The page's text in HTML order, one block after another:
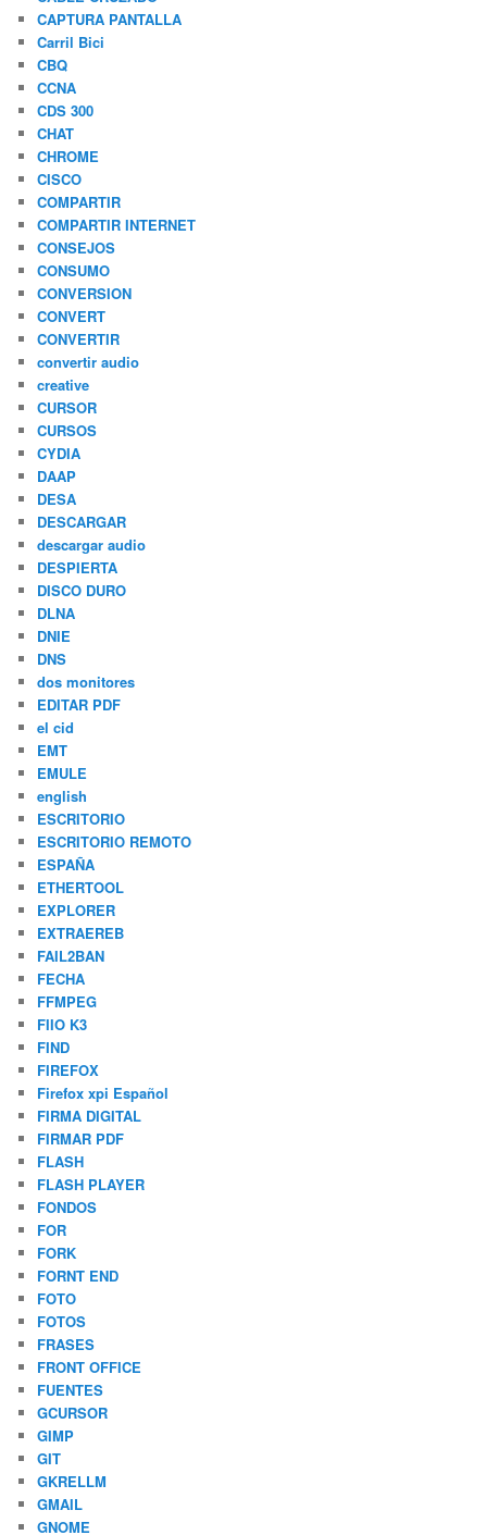
CAPTURA PANTALLA
Carril Bici
CBQ
CCNA
CDS 300
CHAT
CHROME
CISCO
COMPARTIR
COMPARTIR INTERNET
CONSEJOS
CONSUMO
CONVERSION
CONVERT
CONVERTIR
convertir audio
creative
CURSOR
CURSOS
CYDIA
DAAP
DESA
DESCARGAR
descargar audio
DESPIERTA
DISCO DURO
DLNA
DNIE
DNS
dos monitores
EDITAR PDF
el cid
EMT
EMULE
english
ESCRITORIO
ESCRITORIO REMOTO
ESPAÑA
ETHERTOOL
EXPLORER
EXTRAEREB
FAIL2BAN
FECHA
FFMPEG
FIIO K3
FIND
FIREFOX
Firefox xpi Español
FIRMA DIGITAL
FIRMAR PDF
FLASH
FLASH PLAYER
FONDOS
FOR
FORK
FORNT END
FOTO
FOTOS
FRASES
FRONT OFFICE
FUENTES
GCURSOR
GIMP
GIT
GKRELLM
GMAIL
GNOME